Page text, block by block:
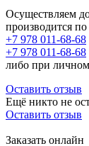
Осуществляем
производится
+7 978 011-68-68
+7 978 011-68-68
либо при
Оставить отзыв
Ещё никто не
Оставить отзыв
Заказать онлайн